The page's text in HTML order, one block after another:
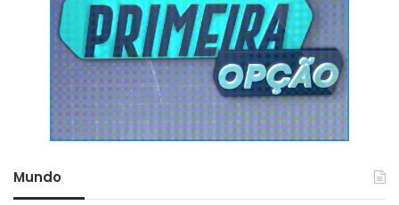
Mundo